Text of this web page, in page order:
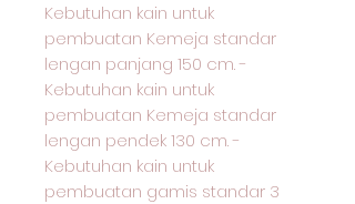
Kebutuhan kain untuk
pembuatan Kemeja standar
lengan panjang 150 cm. -
Kebutuhan kain untuk
pembuatan Kemeja standar
lengan pendek 130 cm. -
Kebutuhan kain untuk
pembuatan gamis standar 3